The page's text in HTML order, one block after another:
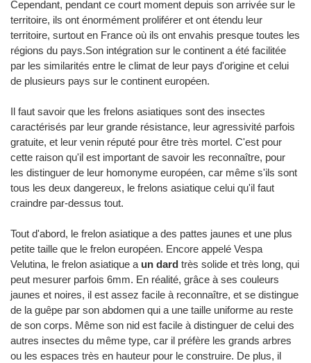
Cependant, pendant ce court moment depuis son arrivée sur le
territoire, ils ont énormément proliférer et ont étendu leur
territoire, surtout en France où ils ont envahis presque toutes les
régions du pays.Son intégration sur le continent a été facilitée
par les similarités entre le climat de leur pays d'origine et celui
de plusieurs pays sur le continent européen.
Il faut savoir que les frelons asiatiques sont des insectes
caractérisés par leur grande résistance, leur agressivité parfois
gratuite, et leur venin réputé pour être très mortel. C'est pour
cette raison qu'il est important de savoir les reconnaître, pour
les distinguer de leur homonyme européen, car même s'ils sont
tous les deux dangereux, le frelons asiatique celui qu'il faut
craindre par-dessus tout.
Tout d'abord, le frelon asiatique a des pattes jaunes et une plus
petite taille que le frelon européen. Encore appelé Vespa
Velutina, le frelon asiatique a un dard très solide et très long, qui
peut mesurer parfois 6mm. En réalité, grâce à ses couleurs
jaunes et noires, il est assez facile à reconnaître, et se distingue
de la guêpe par son abdomen qui a une taille uniforme au reste
de son corps. Même son nid est facile à distinguer de celui des
autres insectes du même type, car il préfère les grands arbres
ou les espaces très en hauteur pour le construire. De plus, il